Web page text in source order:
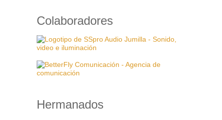
Colaboradores
Hermanados